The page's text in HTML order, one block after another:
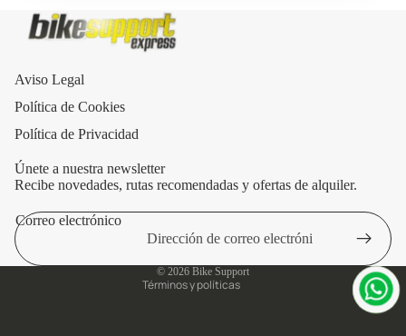
Aviso Legal
Política de Cookies
Política de Privacidad
Únete a nuestra newsletter
Recibe novedades, rutas recomendadas y ofertas de alquiler.
Correo electrónico
© 2026 Bike Support
Términos y políticas
Política de privacidad